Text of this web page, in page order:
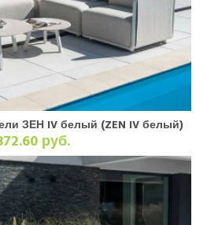
ЗЕН IV белый (ZEN IV белый)
руб.